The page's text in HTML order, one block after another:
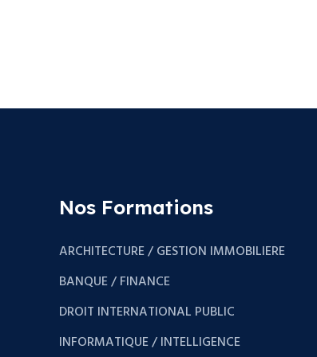
Nos Formations
ARCHITECTURE / GESTION IMMOBILIERE
BANQUE / FINANCE
DROIT INTERNATIONAL PUBLIC
INFORMATIQUE / INTELLIGENCE